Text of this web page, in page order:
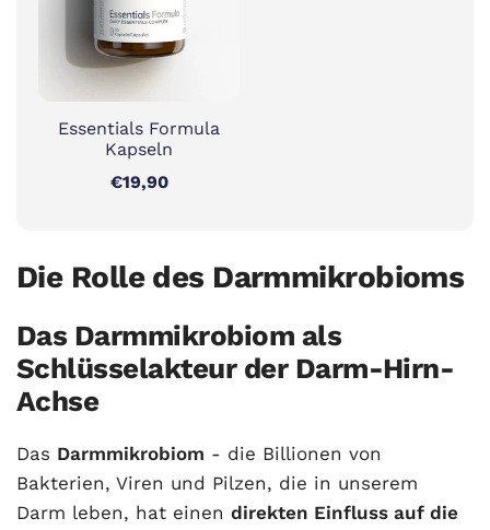
Essentials Formula
Kapseln
€19,90
Die Rolle des Darmmikrobioms
Das Darmmikrobiom als
Schlüsselakteur der Darm-Hirn-
Achse
Das Darmmikrobiom - die Billionen von
Bakterien, Viren und Pilzen, die in unserem
Darm leben, hat einendirekten Einfluss auf die